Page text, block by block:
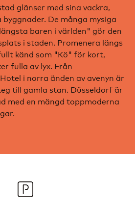
glänser med sina vackra,
De många mysiga
baren i världen" gör den
i staden. Promenera längs
känd som "Kö" för kort,
fulla av lyx. Från
i norra änden av avenyn är
till gamla stan. Düsseldorf är
med en mängd toppmoderna